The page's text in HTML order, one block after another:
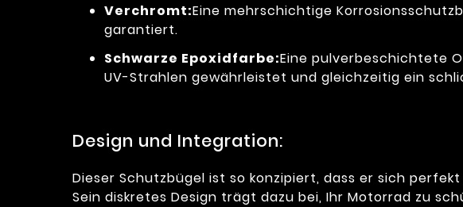
Verchromt:Eine mehrschichtige
garantiert.
Schwarze Epoxidfarbe:Eine pulverbeschichtete
UV-Strahlen gewährleistet und gleichzeitig ein
Design und Integration:
Dieser Schutzbügel ist so konzipiert, dass er sich
Sein diskretes Design trägt dazu bei, Ihr Motorrad zu